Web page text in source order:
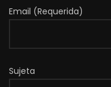
Email (Requerida)
Sujeta